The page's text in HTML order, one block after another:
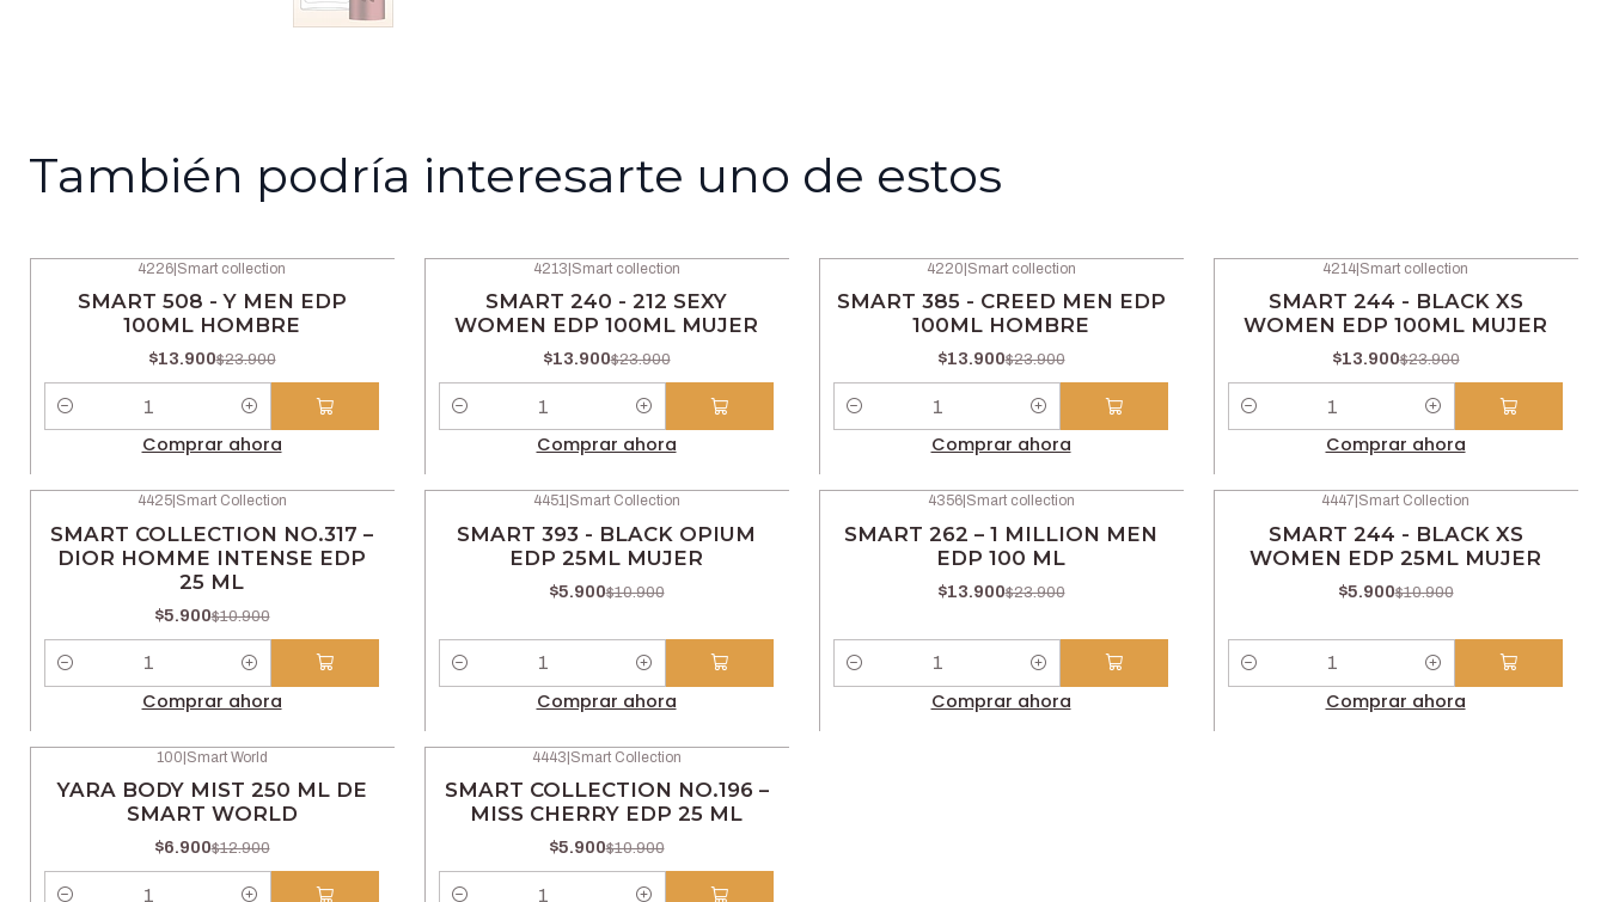
También podría interesarte uno de estos
4226 Smart collection
SMART 508 - Y MEN EDP
100ML HOMBRE
$13.900$23.900
Comprar ahora
4213 Smart collection
SMART 240 - 212 SEXY
WOMEN EDP 100ML MUJER
$13.900$23.900
Comprar ahora
4220 Smart collection
SMART 385 - CREED MEN EDP
100ML HOMBRE
$13.900$23.900
Comprar ahora
4214 Smart collection
SMART 244 - BLACK XS
WOMEN EDP 100ML MUJER
$13.900$23.900
Comprar ahora
4425| Smart Collection
SMART COLLECTION NO.317 –
DIOR HOMME INTENSE EDP
25 ML
$5.900$10.900
Cantidad
Comprar ahora
4451| Smart Collection
SMART 393 - BLACK OPIUM
EDP 25ML MUJER
$5.900$10.900
Cantidad
Comprar ahora
4356| Smart collection
SMART 262 – 1 MILLION MEN
EDP 100 ML
$13.900$23.900
Cantidad
Comprar ahora
4447 Smart Collection
SMART 244 - BLACK XS
WOMEN EDP 25ML MUJER
$5.900$10.900
Cantidad
Comprar ahora
100|Smart World
YARA BODY MIST 250 ML DE
SMART WORLD
$6.900$12.900
4443|Smart Collection
SMART COLLECTION NO.196 –
MISS CHERRY EDP 25 ML
$5.900$10.900